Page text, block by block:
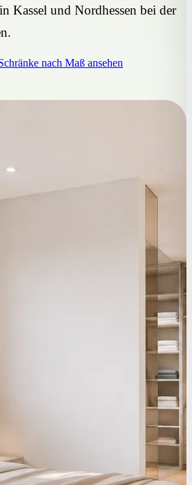
Kassel und Nordhessen bei der
nach Maß ansehen